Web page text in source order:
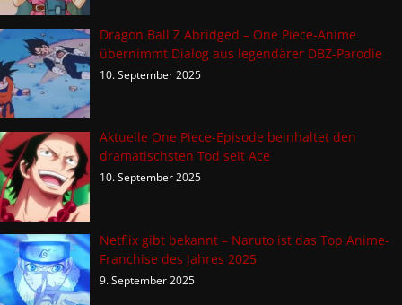
Dragon Ball Z Abridged – One Piece-Anime
übernimmt Dialog aus legendärer DBZ-Parodie
10. September 2025
Aktuelle One Piece-Episode beinhaltet den
dramatischsten Tod seit Ace
10. September 2025
Netflix gibt bekannt – Naruto ist das Top Anime-
Franchise des Jahres 2025
9. September 2025